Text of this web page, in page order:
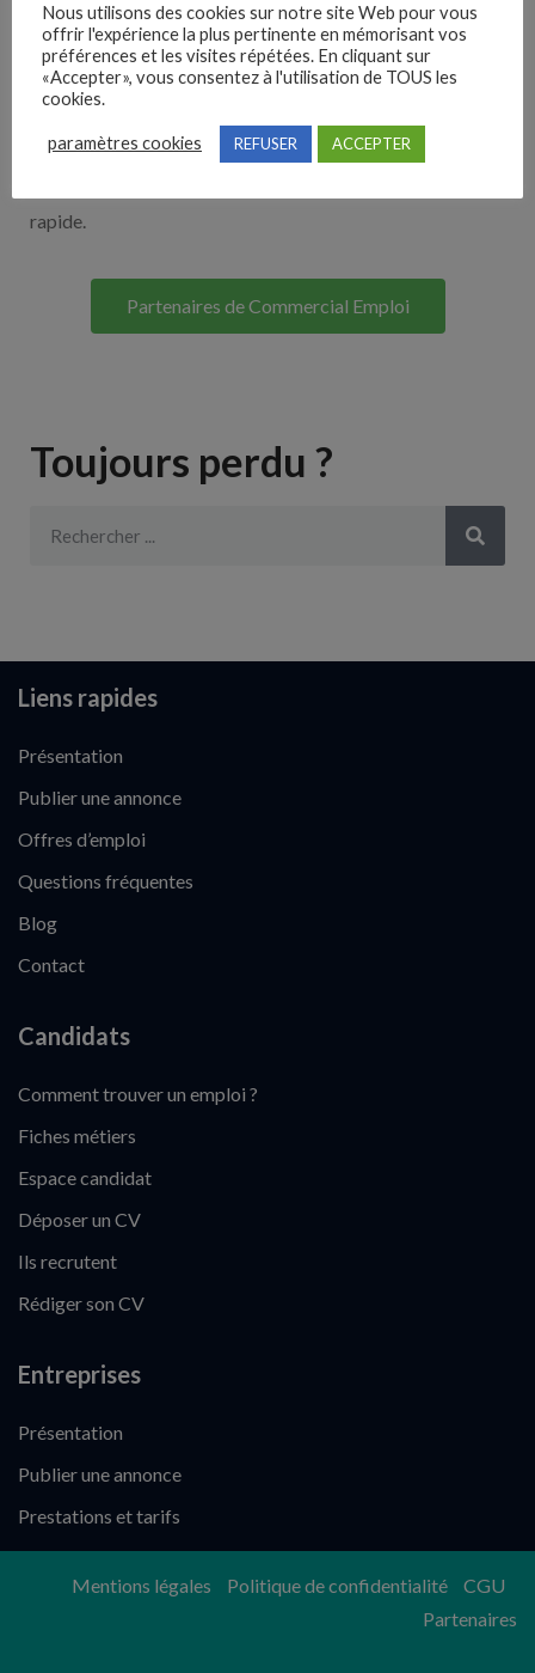
Nos solutions entreprises
Découvrez nos partenaires ! Moteurs de recherches,
multidiffuseurs, sites payant… nombreux sont nos
partenaires. Si vous travaillez avec un ATS nous avons
rapide.
Partenaires de Commercial Emploi
Toujours perdu ?
Liens rapides
Présentation
Publier une annonce
Offres d’emploi
Questions fréquentes
Blog
Contact
Candidats
Comment trouver un emploi ?
Fiches métiers
Espace candidat
Déposer un CV
Ils recrutent
Rédiger son CV
Entreprises
Présentation
Publier une annonce
Prestations et tarifs
Mentions légales Politique de confidentialité
CGU
Partenaires
Nous utilisons des cookies sur notre site Web pour vous
offrir l'expérience la plus pertinente en mémorisant vos
préférences et les visites répétées. En cliquant sur
«Accepter», vous consentez à l'utilisation de TOUS les
cookies.
paramètres cookies REFUSER ACCEPTER